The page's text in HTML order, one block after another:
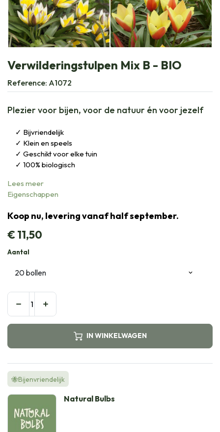
Verwilderingstulpen Mix B - BIO
Reference: A1072
Plezier voor bijen, voor de natuur én voor jezelf
Bijvriendelijk
Klein en speels
Geschikt voor elke tuin
100% biologisch
Lees meer
Eigenschappen
Koop nu, levering vanaf half september.
€11,50
Aantal
IN WINKELWAGEN
🐝Bijenvriendelijk
Natural Bulbs